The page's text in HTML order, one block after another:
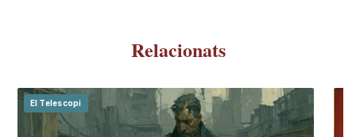
Relacionats
El Telescopi